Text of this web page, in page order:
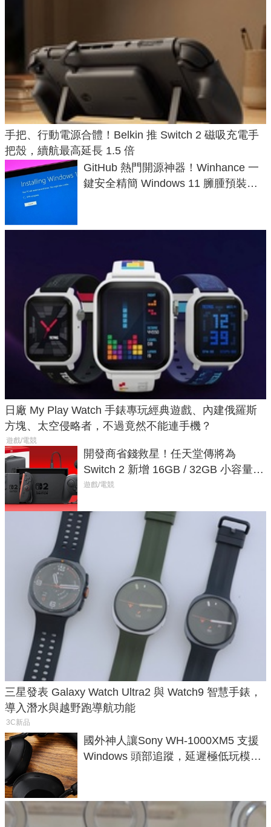
手把、行動電源合體！Belkin 推 Switch 2 磁吸充電手
把殼，續航最高延長 1.5 倍
GitHub 熱門開源神器！Winhance 一
鍵安全精簡 Windows 11 臃腫預裝軟
日廠 My Play Watch 手錶專玩經典遊戲、內建俄羅斯
方塊、太空侵略者，不過竟然不能連手機？
遊戲/電競
開發商省錢救星！任天堂傳將為
Switch 2 新增 16GB / 32GB 小容量遊
戲卡的選擇
遊戲/電競
三星發表 Galaxy Watch Ultra2 與 Watch9 智慧手錶，
導入潛水與越野跑導航功能
3C新品
國外神人讓Sony WH-1000XM5 支援
Windows 頭部追蹤，延遲極低玩模擬